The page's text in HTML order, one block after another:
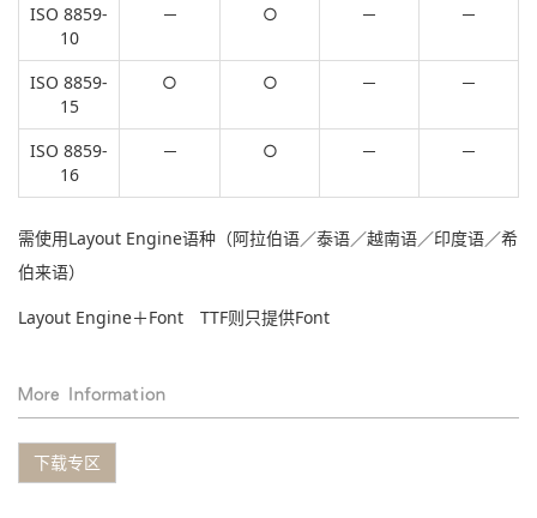
ISO 8859-
10
─ ○ ─ ─
ISO 8859-
15
○ ○ ─ ─
ISO 8859-
16
─ ○ ─ ─
需使用Layout Engine语种（阿拉伯语／泰语／越南语／印度语／希
伯来语）
Layout Engine＋Font TTF则只提供Font
More Information
下载专区